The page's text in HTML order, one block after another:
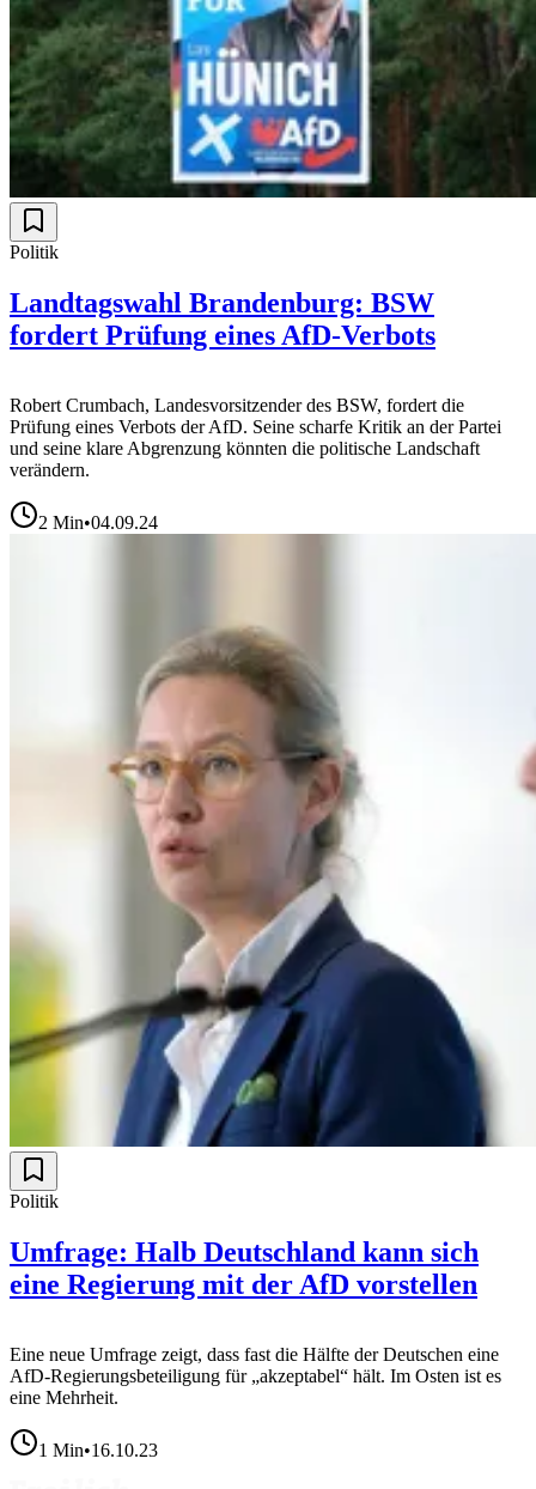
Politik
Landtagswahl Brandenburg: BSW
fordert Prüfung eines AfD-Verbots
Robert Crumbach, Landesvorsitzender des BSW, fordert die
Prüfung eines Verbots der AfD. Seine scharfe Kritik an der Partei
und seine klare Abgrenzung könnten die politische Landschaft
verändern.
2 Min•04.09.24
Politik
Umfrage: Halb Deutschland kann sich
eine Regierung mit der AfD vorstellen
Eine neue Umfrage zeigt, dass fast die Hälfte der Deutschen eine
AfD-Regierungsbeteiligung für „akzeptabel“ hält. Im Osten ist es
eine Mehrheit.
1 Min•16.10.23